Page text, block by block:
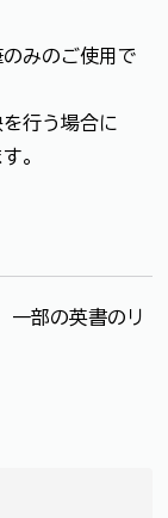
みのご使用で
行う場合に
。
一部の英書のリ